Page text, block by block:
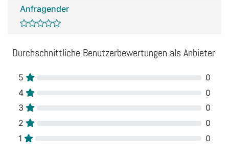
Anfragender
Durchschnittliche Benutzerbewertungen als Anbieter
5
0
4
0
3
0
2
0
1
0